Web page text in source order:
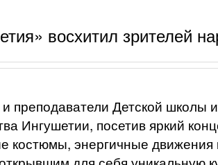
восхитил зрителей
преподаватели Детской школы
Ингушетии, посетив яркий
костюмы, энергичные